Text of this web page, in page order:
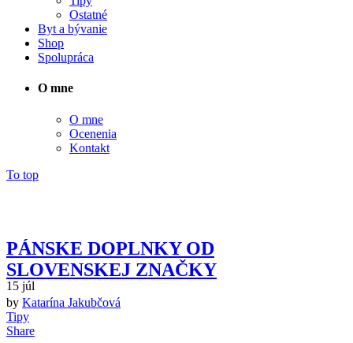
Ostatné
Byt a bývanie
Shop
Spolupráca
O mne
O mne
Ocenenia
Kontakt
To top
Shperka
Tag
15 júl
PÁNSKE DOPLNKY OD
SLOVENSKEJ ZNAČKY
by Katarína Jakubčová
Tipy
Share